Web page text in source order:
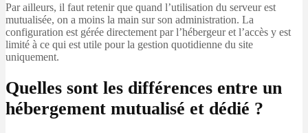
Par ailleurs, il faut retenir que quand l’utilisation du serveur est
mutualisée, on a moins la main sur son administration. La
configuration est gérée directement par l’hébergeur et l’accès y est
limité à ce qui est utile pour la gestion quotidienne du site
uniquement.
Quelles sont les différences entre un
hébergement mutualisé et dédié ?